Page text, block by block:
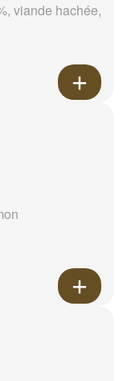
viande hachée,